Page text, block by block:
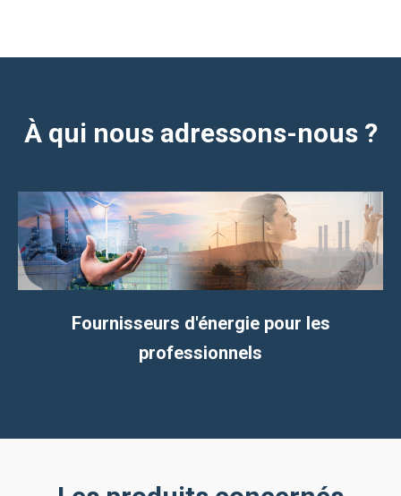
À qui nous adressons-nous ?
Fournisseurs d'énergie pour les
professionnels